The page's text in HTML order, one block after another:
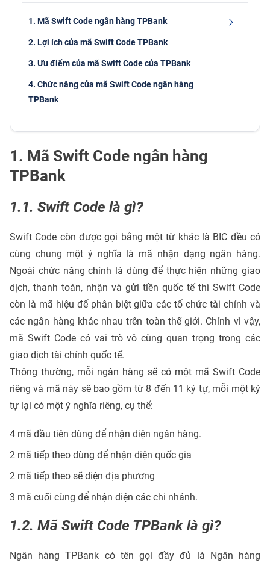
1. Mã Swift Code ngân hàng TPBank
2. Lợi ích của mã Swift Code TPBank
3. Ưu điểm của mã Swift Code của TPBank
4. Chức năng của mã Swift Code ngân hàng
TPBank
1. Mã Swift Code ngân hàng
TPBank
1.1. Swift Code là gì?
Swift Code còn được gọi bằng một từ khác là BIC đều có
cùng chung một ý nghĩa là mã nhận dạng ngân hàng.
Ngoài chức năng chính là dùng để thực hiện những giao
dịch, thanh toán, nhận và gửi tiền quốc tế thì Swift Code
còn là mã hiệu để phân biệt giữa các tổ chức tài chính và
các ngân hàng khác nhau trên toàn thế giới. Chính vì vậy,
mã Swift Code có vai trò vô cùng quan trọng trong các
giao dịch tài chính quốc tế.
Thông thường, mỗi ngân hàng sẽ có một mã Swift Code
riêng và mã này sẽ bao gồm từ 8 đến 11 ký tự, mỗi một ký
tự lại có một ý nghĩa riêng, cụ thể:
4 mã đầu tiên dùng để nhận diện ngân hàng.
2 mã tiếp theo dùng để nhận diện quốc gia
2 mã tiếp theo sẽ diện địa phương
3 mã cuối cùng để nhận diện các chi nhánh.
1.2. Mã Swift Code TPBank là gì?
Ngân hàng TPBank có tên gọi đầy đủ là Ngân hàng